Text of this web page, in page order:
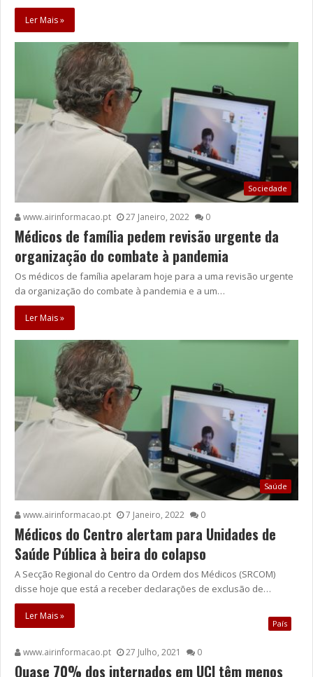
Ler Mais »
Sociedade
www.airinformacao.pt 27 Janeiro, 2022 0
Médicos de família pedem revisão urgente da
organização do combate à pandemia
Os médicos de família apelaram hoje para a uma revisão urgente
da organização do combate à pandemia e a um…
Ler Mais »
Saúde
www.airinformacao.pt 7 Janeiro, 2022 0
Médicos do Centro alertam para Unidades de
Saúde Pública à beira do colapso
A Secção Regional do Centro da Ordem dos Médicos (SRCOM)
disse hoje que está a receber declarações de exclusão de…
Ler Mais »
País
www.airinformacao.pt 27 Julho, 2021 0
Quase 70% dos internados em UCI têm menos